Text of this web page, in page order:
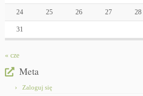
24 25 26 27 28
31
« cze
Meta
Zaloguj się